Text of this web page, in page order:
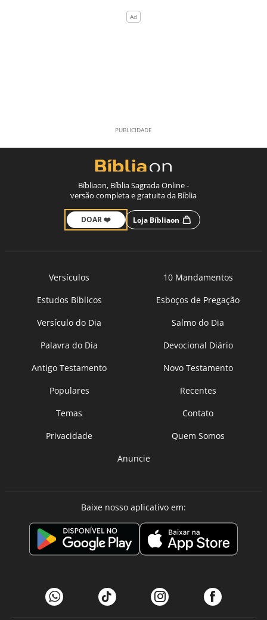
Bíbliaon, Bíblia Sagrada Online -
versão completa e gratuita da Bíblia
DOAR ❤️ Loja Bíbliaon
Versículos
10 Mandamentos
Estudos Bíblicos
Esboços de Pregação
Versículo do Dia
Salmo do Dia
Palavra do Dia
Devocional Diário
Antigo Testamento
Novo Testamento
Populares
Recentes
Temas
Contato
Privacidade
Quem Somos
Anuncie
Baixe nosso aplicativo em: